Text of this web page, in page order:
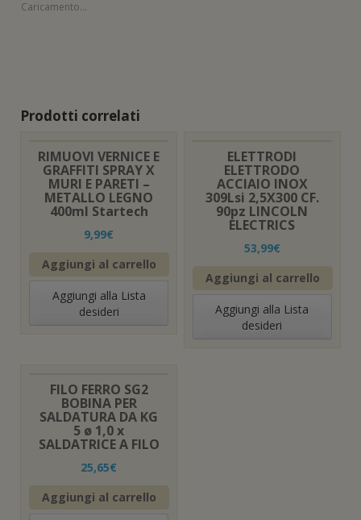
Caricamento...
Prodotti correlati
RIMUOVI VERNICE E
GRAFFITI SPRAY X
MURI E PARETI –
METALLO LEGNO
400ml Startech
9,99€
Aggiungi al carrello
Aggiungi alla Lista
desideri
ELETTRODI
ELETTRODO
ACCIAIO INOX
309Lsi 2,5X300 CF.
90pz LINCOLN
ELECTRICS
53,99€
Aggiungi al carrello
Aggiungi alla Lista
desideri
FILO FERRO SG2
BOBINA PER
SALDATURA DA KG
5 ø 1,0 x
SALDATRICE A FILO
25,65€
Aggiungi al carrello